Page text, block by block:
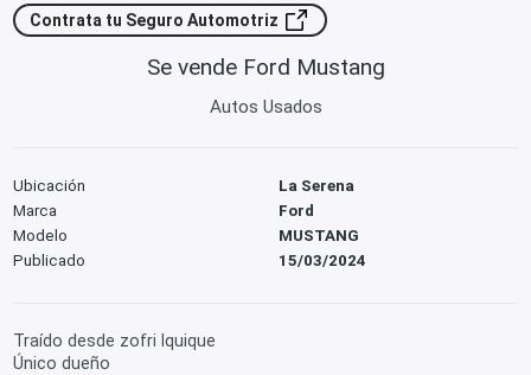
Contrata tu Seguro Automotriz
Se vende Ford Mustang
Autos Usados
Ubicación
La Serena
Marca
Ford
Modelo
MUSTANG
Publicado
15/03/2024
Traído desde zofri Iquique
Único dueño